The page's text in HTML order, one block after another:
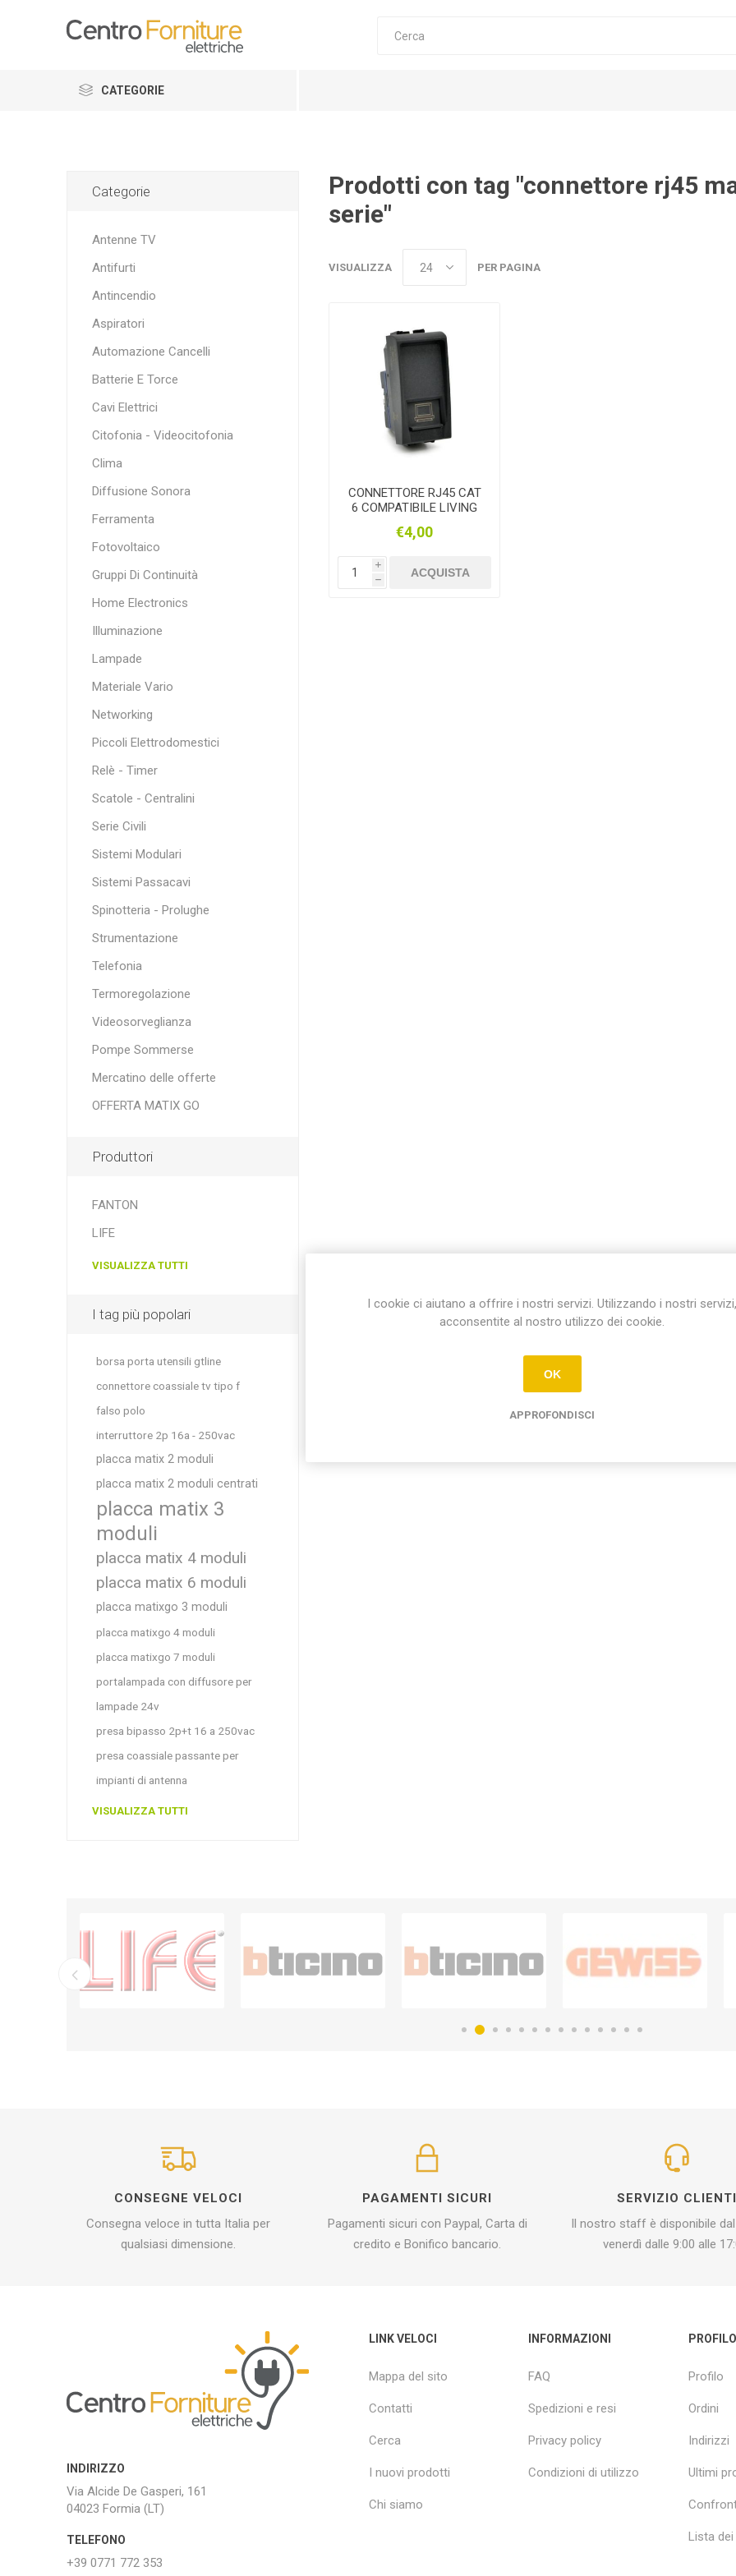
CATEGORIE
Prodotti con tag "connettore rj45
serie"
VISUALIZZA PER PAGINA
CONNETTORE RJ45 CAT
6 COMPATIBILE LIVING
€4,00
i
h
ACQUISTA
Categorie
Antenne TV
Antifurti
Antincendio
Aspiratori
Automazione Cancelli
Batterie E Torce
Cavi Elettrici
Citofonia - Videocitofonia
Clima
Diffusione Sonora
Ferramenta
Fotovoltaico
Gruppi Di Continuità
Home Electronics
Illuminazione
Lampade
Materiale Vario
Networking
Piccoli Elettrodomestici
Relè - Timer
Scatole - Centralini
Serie Civili
Sistemi Modulari
Sistemi Passacavi
Spinotteria - Prolughe
Strumentazione
Telefonia
Termoregolazione
Videosorveglianza
Pompe Sommerse
Mercatino delle offerte
OFFERTA MATIX GO
Produttori
FANTON
LIFE
VISUALIZZA TUTTI
I tag più popolari
borsa porta utensili gtline
connettore coassiale tv tipo f
falso polo
interruttore 2p 16a - 250vac
placca matix 2 moduli
placca matix 2 moduli centrati
placca matix 3
moduli
placca matix 4 moduli
placca matix 6 moduli
placca matixgo 3 moduli
placca matixgo 4 moduli
placca matixgo 7 moduli
portalampada con diffusore per
lampade 24v
presa bipasso 2p+t 16 a 250vac
presa coassiale passante per
impianti di antenna
VISUALIZZA TUTTI
CONSEGNE VELOCI
Consegna veloce in tutta Italia per
qualsiasi dimensione.
PAGAMENTI SICURI
Pagamenti sicuri con Paypal, Carta di
credito e Bonifico bancario.
SERVIZIO CLIENTI
Il nostro staff è disponibile
venerdì dalle 9:00 alle
INDIRIZZO
Via Alcide De Gasperi, 161
04023 Formia (LT)
TELEFONO
+39 0771 772 353
LINK VELOCI
Mappa del sito
Contatti
Cerca
I nuovi prodotti
Chi siamo
INFORMAZIONI
FAQ
Spedizioni e resi
Privacy policy
Condizioni di utilizzo
PROFILO
Profilo
Ordini
Indirizzi
Ultimi
Lista
I cookie ci aiutano a offrire i nostri servizi. Utilizzando i nostri servizi,
acconsentite al nostro utilizzo dei cookie.
OK
APPROFONDISCI